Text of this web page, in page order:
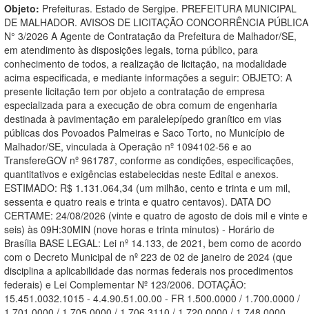
Objeto: Prefeituras. Estado de Sergipe. PREFEITURA MUNICIPAL
DE MALHADOR. AVISOS DE LICITAÇÃO CONCORRÊNCIA PÚBLICA
N° 3/2026 A Agente de Contratação da Prefeitura de Malhador/SE,
em atendimento às disposições legais, torna público, para
conhecimento de todos, a realização de licitação, na modalidade
acima especificada, e mediante informações a seguir: OBJETO: A
presente licitação tem por objeto a contratação de empresa
especializada para a execução de obra comum de engenharia
destinada à pavimentação em paralelepípedo granítico em vias
públicas dos Povoados Palmeiras e Saco Torto, no Município de
Malhador/SE, vinculada à Operação nº 1094102-56 e ao
TransfereGOV nº 961787, conforme as condições, especificações,
quantitativos e exigências estabelecidas neste Edital e anexos.
ESTIMADO: R$ 1.131.064,34 (um milhão, cento e trinta e um mil,
sessenta e quatro reais e trinta e quatro centavos). DATA DO
CERTAME: 24/08/2026 (vinte e quatro de agosto de dois mil e vinte e
seis) às 09H:30MIN (nove horas e trinta minutos) - Horário de
Brasília BASE LEGAL: Lei nº 14.133, de 2021, bem como de acordo
com o Decreto Municipal de nº 223 de 02 de janeiro de 2024 (que
disciplina a aplicabilidade das normas federais nos procedimentos
federais) e Lei Complementar Nº 123/2006. DOTAÇÃO:
15.451.0032.1015 - 4.4.90.51.00.00 - FR 1.500.0000 / 1.700.0000 /